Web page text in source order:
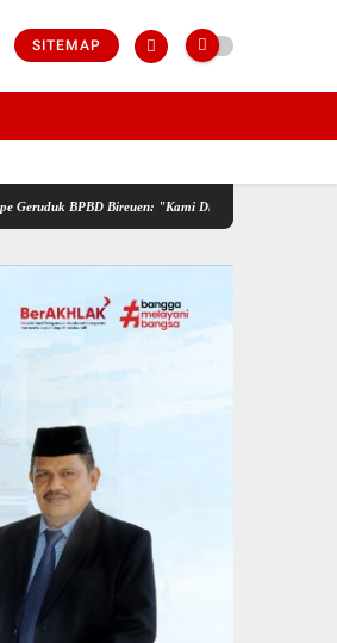
SITEMAP
BPBD Bireuen: "Kami Dibola-bolai"